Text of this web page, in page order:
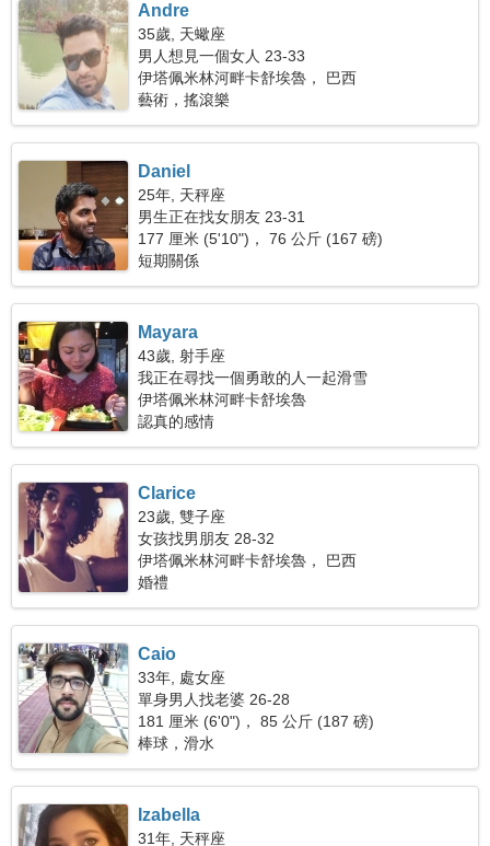
Andre
35歲, 天蠍座
男人想見一個女人 23-33
伊塔佩米林河畔卡舒埃魯， 巴西
藝術，搖滾樂
Daniel
25年, 天秤座
男生正在找女朋友 23-31
177 厘米 (5'10")， 76 公斤 (167 磅)
短期關係
Mayara
43歲, 射手座
我正在尋找一個勇敢的人一起滑雪
伊塔佩米林河畔卡舒埃魯
認真的感情
Clarice
23歲, 雙子座
女孩找男朋友 28-32
伊塔佩米林河畔卡舒埃魯， 巴西
婚禮
Caio
33年, 處女座
單身男人找老婆 26-28
181 厘米 (6'0")， 85 公斤 (187 磅)
棒球，滑水
Izabella
31年, 天秤座